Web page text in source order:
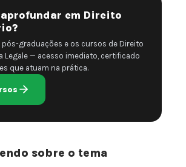
aprofundar em Direito
pós-graduações e os cursos de Direito
Legale — acesso imediato, certificado
que atuam na prática.
sobre o tema